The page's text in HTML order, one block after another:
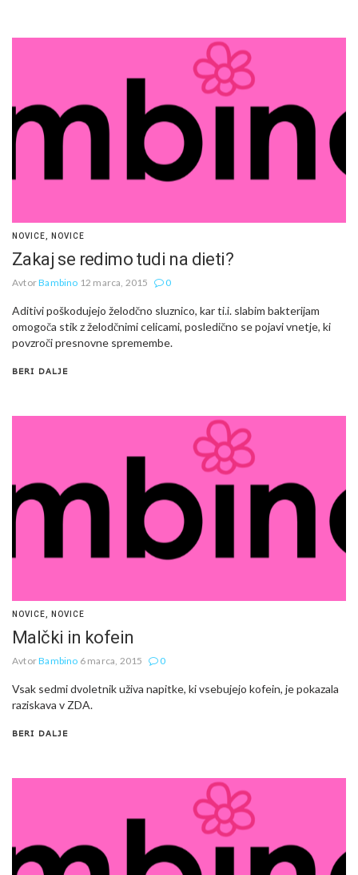
NOVICE NOVICE
Zakaj se redimo tudi na dieti?
AvtorBambino 12 marca, 2015 0
Aditivi poškodujejo želodčno sluznico, kar ti.i. slabim bakterijam
omogoča stik z želodčnimi celicami, posledično se pojavi vnetje, ki
povzroči presnovne spremembe.
BERI DALJE
NOVICE NOVICE
Malčki in kofein
AvtorBambino 6 marca, 2015 0
Vsak sedmi dvoletnik uživa napitke, ki vsebujejo kofein, je pokazala
raziskava v ZDA.
BERI DALJE